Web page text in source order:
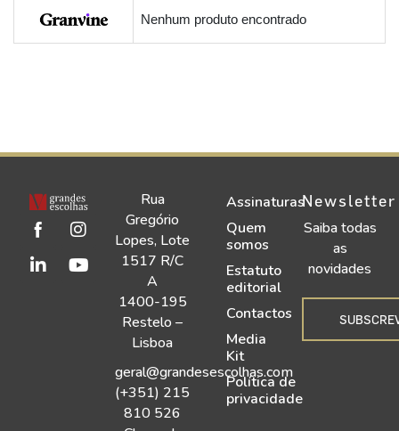
Nenhum produto encontrado
Rua
Gregório
Lopes, Lote
1517 R/C
A
1400-195
Restelo –
Lisboa
geral@grandesescolhas.com
(+351) 215
810 526
Assinaturas
Quem
somos
Estatuto
editorial
Contactos
Media
Kit
Política de
privacidade
Newsletter
Saiba todas
as
novidades